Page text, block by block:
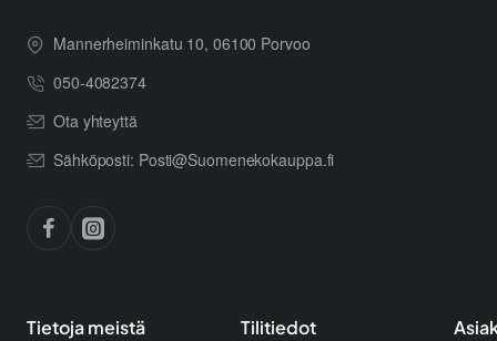
Mannerheiminkatu 10, 06100 Porvoo
050-4082374
Ota yhteyttä
Sähköposti: Posti@Suomenekokauppa.fi
Tietoja meistä Tilitiedot